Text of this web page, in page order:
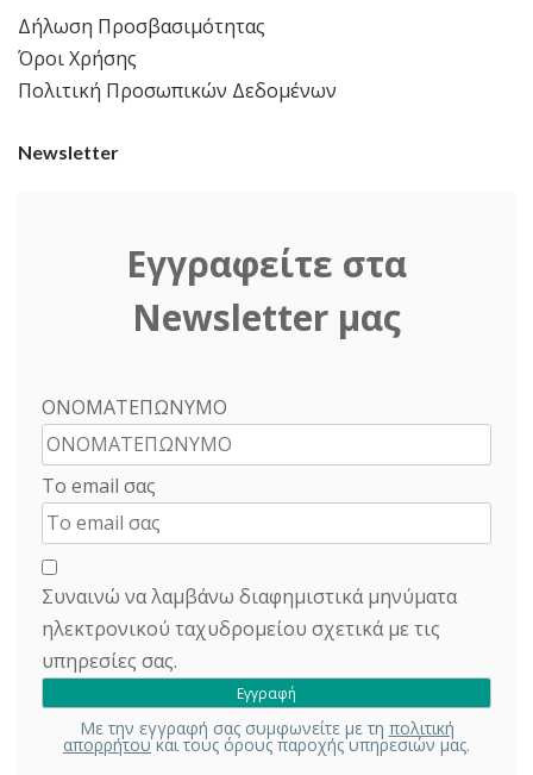
Δήλωση Προσβασιμότητας
Όροι Χρήσης
Πολιτική Προσωπικών Δεδομένων
Newsletter
Εγγραφείτε στα
Newsletter μας
ΟΝΟΜΑΤΕΠΩΝΥΜΟ
Το email σας
Συναινώ να λαμβάνω διαφημιστικά μηνύματα
ηλεκτρονικού ταχυδρομείου σχετικά με τις
υπηρεσίες σας.
Με την εγγραφή σας συμφωνείτε με τη πολιτική
απορρήτουκαι τους όρους παροχής υπηρεσιών μας.